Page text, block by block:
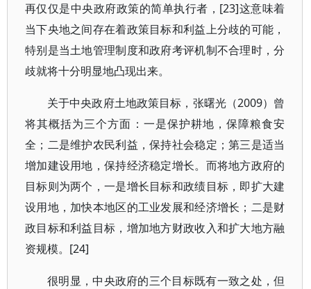
再仅仅是中央政府政策的简单执行者，[23]这意味着
当下央地之间存在着政策目标和利益上分歧的可能，
特别是当土地管理制度和政府考评机制不合理时，分
歧就将十分明显地凸现出来。
关于中央政府土地政策目标，张曙光（2009）曾
将其概括为三个方面：一是保护耕地，保障粮食安
全；二是维护农民利益，保持社会稳定；第三是适当
增加建设用地，保持经济稳定增长。而将地方政府的
目标则为两个，一是增长目标和政绩目标，即扩大建
设用地，加快本地区的工业发展和经济增长；二是财
政目标和利益目标，增加地方财政收入和扩大地方融
资规模。[24]
很明显，中央政府的三个目标既有一致之处，但